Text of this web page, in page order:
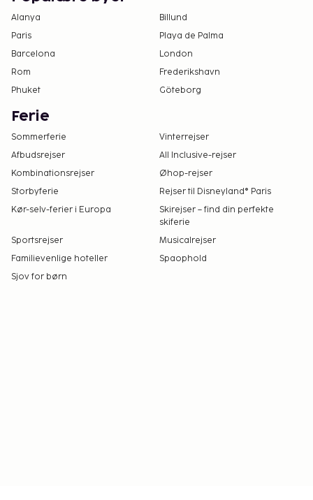
på dette overnatningssted. Kontakt
overnatningsstedet via kontaktoplysningerne i
reservationsbekræftelsen for flere oplysninger.
Den udendørs pool har åbent fra april til
september.
Alanya
Billund
Paris
Playa de Palma
Barcelona
London
Rom
Frederikshavn
Phuket
Göteborg
Ferie
Sommerferie
Vinterrejser
Afbudsrejser
All Inclusive-rejser
Kombinationsrejser
Øhop-rejser
Storbyferie
Rejser til Disneyland® Paris
Kør-selv-ferier i Europa
Skirejser – find din perfekte
skiferie
Sportsrejser
Musicalrejser
Familievenlige hoteller
Spaophold
Sjov for børn